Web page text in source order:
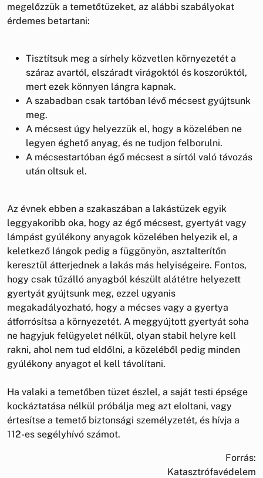
megelőzzük a temetőtüzeket, az alábbi szabályokat
érdemes betartani:
Tisztítsuk meg a sírhely közvetlen környezetét a
száraz avartól, elszáradt virágoktól és koszorúktól,
mert ezek könnyen lángra kapnak.
A szabadban csak tartóban lévő mécsest gyújtsunk
meg.
A mécsest úgy helyezzük el, hogy a közelében ne
legyen éghető anyag, és ne tudjon felborulni.
A mécsestartóban égő mécsest a sírtól való távozás
után oltsuk el.
Az évnek ebben a szakaszában a lakástüzek egyik
leggyakoribb oka, hogy az égő mécsest, gyertyát vagy
lámpást gyúlékony anyagok közelében helyezik el, a
keletkező lángok pedig a függönyön, asztalterítőn
keresztül átterjednek a lakás más helyiségeire. Fontos,
hogy csak tűzálló anyagból készült alátétre helyezett
gyertyát gyújtsunk meg, ezzel ugyanis
megakadályozható, hogy a mécses vagy a gyertya
átforrósítsa a környezetét. A meggyújtott gyertyát soha
ne hagyjuk felügyelet nélkül, olyan stabil helyre kell
rakni, ahol nem tud eldőlni, a közeléből pedig minden
gyúlékony anyagot el kell távolítani.
Ha valaki a temetőben tüzet észlel, a saját testi épsége
kockáztatása nélkül próbálja meg azt eloltani, vagy
értesítse a temető biztonsági személyzetét, és hívja a
112-es segélyhívó számot.
Forrás:
Katasztrófavédelem